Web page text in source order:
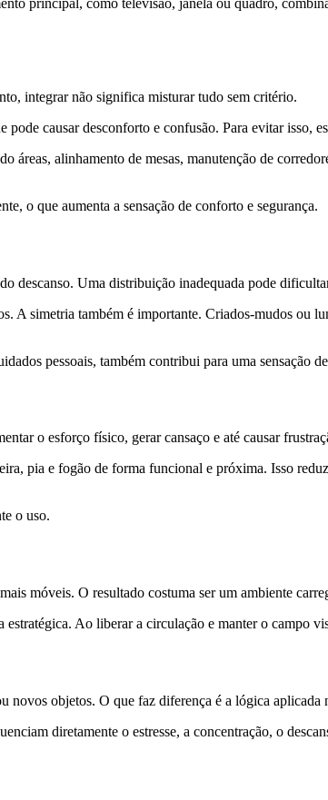
principal, como televisão, janela ou quadro,
integrar não significa misturar tudo sem critério.
causar desconforto e confusão. Para evitar isso,
alinhamento de mesas, manutenção de
o que aumenta a sensação de conforto e segurança.
descanso. Uma distribuição inadequada pode
A simetria também é importante. Criados-mudos ou
pessoais, também contribui para uma sensação
o esforço físico, gerar cansaço e até causar
pia e fogão de forma funcional e próxima. Isso
o uso.
móveis. O resultado costuma ser um ambiente
Ao liberar a circulação e manter o campo
novos objetos. O que faz diferença é a lógica aplicada
diretamente o estresse, a concentração, o